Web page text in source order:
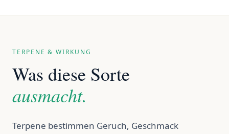
TERPENE & WIRKUNG
Was diese Sorte
ausmacht.
Terpene bestimmen Geruch, Geschmack